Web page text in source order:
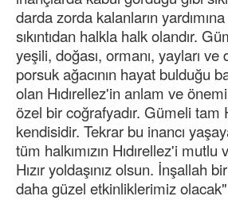
darda zorda kalanların
sıkıntıdan halkla halk olandır.
yeşili, doğası, ormanı, yayları ve
porsuk ağacının hayat bulduğu
olan Hıdırellez'in anlam ve
özel bir coğrafyadır. Gümeli tam
kendisidir. Tekrar bu inancı
tüm halkımızın Hıdırellez'i
Hızır yoldaşınız olsun. İnşallah
daha güzel etkinliklerimiz